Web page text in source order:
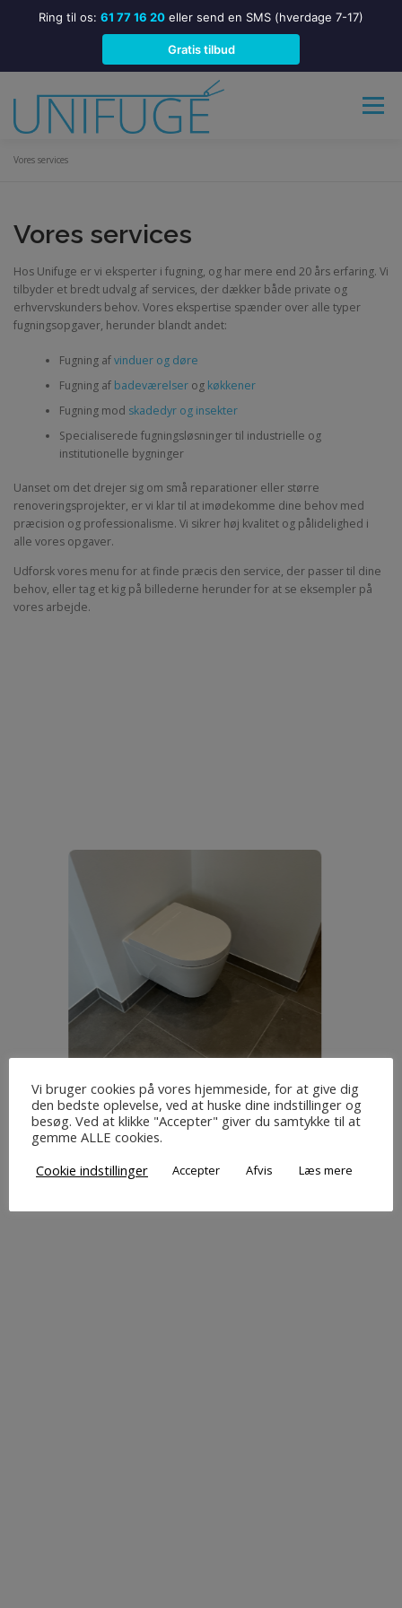
Ring til os: 61 77 16 20 eller send en SMS (hverdage 7-17)
Gratis tilbud
Menu
FUGNING HOS ERHVERV
VEDLIGEHOLDELSE AF ELASTISKE FUGER KONTAKT
Vores services
Vores services
Hos Unifuge er vi eksperter i fugning, og har mere end 20 års erfaring. Vi
tilbyder et bredt udvalg af services, der dækker både private og
erhvervskunders behov. Vores ekspertise spænder over alle typer
fugningsopgaver, herunder blandt andet:
Fugning afvinduer og døre
Fugning af badeværelserog køkkener
Fugning mod skadedyr og insekter
Specialiserede fugningsløsninger til industrielle og
institutionelle bygninger
Uanset om det drejer sig om små reparationer eller større
renoveringsprojekter, er vi klar til at imødekomme dine behov med
præcision og professionalisme. Vi sikrer høj kvalitet og pålidelighed i
alle vores opgaver.
Udforsk vores menu for at finde præcis den service, der passer til dine
behov, eller tag et kig på billederne herunder for at se eksempler på
vores arbejde.
Vi bruger cookies på vores hjemmeside, for at give dig
den bedste oplevelse, ved at huske dine indstillinger og
besøg. Ved at klikke "Accepter" giver du samtykke til at
gemme ALLE cookies.
Cookie indstillinger
Accepter Afvis Læs mere